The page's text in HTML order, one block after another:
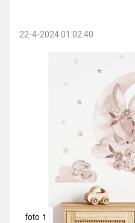
22-4-2024 01:02:40
foto 1